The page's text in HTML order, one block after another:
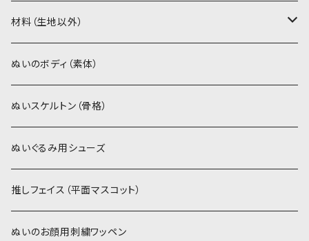
ソフトボア（5mm）
ぬいトリコット
スキンカラー生地
カーリーベルボア
パウダーボア（4mm）
ウィッグボア（8cm）
ソフトボア
スキンカラー系
白系
ぬいトリコット
スキンカラー系
白系
材料（生地以外）
アイロン接着シート
ステッチカラー
ミニワッペン
リボン
ぬいのボディ（素体）
ぬいスケルトン（骨格）
ぬいぐるみ用シューズ
推しフェイス（平面マスコット）
ぬいのお顔用刺繍ワッペン